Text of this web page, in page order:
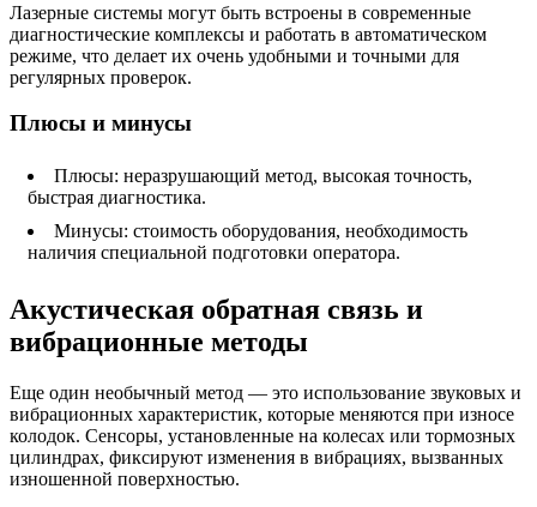
Лазерные системы могут быть встроены в современные
диагностические комплексы и работать в автоматическом
режиме, что делает их очень удобными и точными для
регулярных проверок.
Плюсы и минусы
Плюсы: неразрушающий метод, высокая точность,
быстрая диагностика.
Минусы: стоимость оборудования, необходимость
наличия специальной подготовки оператора.
Акустическая обратная связь и
вибрационные методы
Еще один необычный метод — это использование звуковых и
вибрационных характеристик, которые меняются при износе
колодок. Сенсоры, установленные на колесах или тормозных
цилиндрах, фиксируют изменения в вибрациях, вызванных
изношенной поверхностью.